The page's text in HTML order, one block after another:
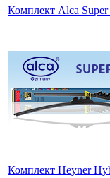
Комплект Alca
Комплект Heyner